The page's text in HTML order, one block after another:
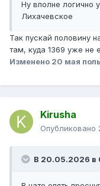
Ну вполне логично
Лихачевское
Так пускай половину
там, куда 1369 уже не
Изменено 20 мая
Kirusha
Опубликовано
В 20.05.2026 в